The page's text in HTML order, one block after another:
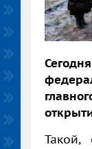
Такой,